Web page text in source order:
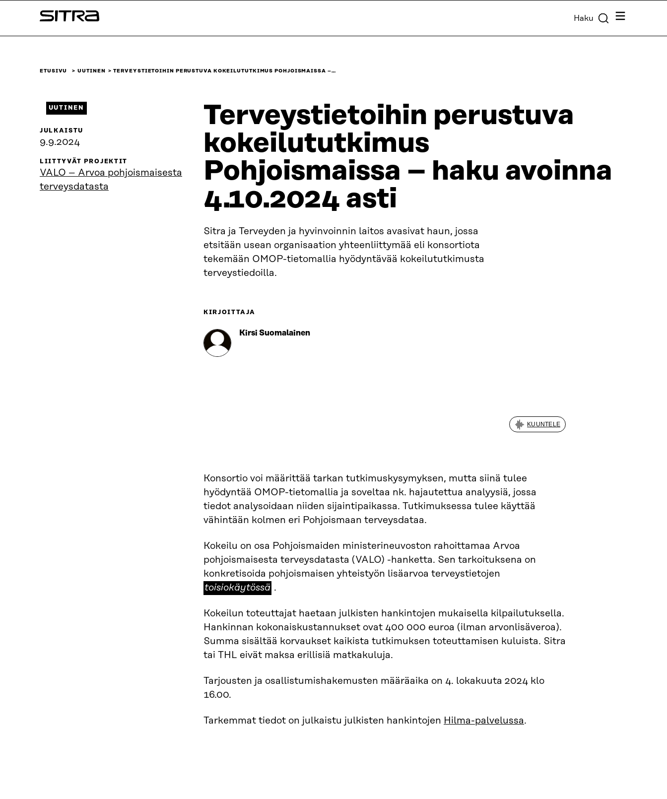
sisältöön
Sitra Haku Valikko
ETUSIVU UUTINEN TERVEYSTIETOIHIN PERUSTUVA KOKEILUTUTKIMUS POHJOISMAISSA –…
Terveystietoihin perustuva
kokeilututkimus
Pohjoismaissa – haku avoinna
4.10.2024 asti
Sitra ja Terveyden ja hyvinvoinnin laitos avasivat haun, jossa
etsitään usean organisaation yhteenliittymää eli konsortiota
tekemään OMOP-tietomallia hyödyntävää kokeilututkimusta
terveystiedoilla.
KIRJOITTAJA
Kirsi Suomalainen
UUTINEN
JULKAISTU
9.9.2024
LIITTYVÄT PROJEKTIT
VALO – Arvoa pohjoismaisesta
terveysdatasta
KUUNTELE
Konsortio voi määrittää tarkan tutkimuskysymyksen, mutta siinä tulee
hyödyntää OMOP-tietomallia ja soveltaa nk. hajautettua analyysiä, jossa
tiedot analysoidaan niiden sijaintipaikassa. Tutkimuksessa tulee käyttää
vähintään kolmen eri Pohjoismaan terveysdataa.
Kokeilu on osa Pohjoismaiden ministerineuvoston rahoittamaa Arvoa
pohjoismaisesta terveysdatasta (VALO) -hanketta. Sen tarkoituksena on
konkretisoida pohjoismaisen yhteistyön lisäarvoa terveystietojen
toisiokäytössä .
Kokeilun toteuttajat haetaan julkisten hankintojen mukaisella kilpailutuksella.
Hankinnan kokonaiskustannukset ovat 400 000 euroa (ilman arvonlisäveroa).
Summa sisältää korvaukset kaikista tutkimuksen toteuttamisen kuluista. Sitra
tai THL eivät maksa erillisiä matkakuluja.
Tarjousten ja osallistumishakemusten määräaika on 4. lokakuuta 2024 klo
16.00.
Tarkemmat tiedot on julkaistu julkisten hankintojen Hilma-palvelussa.